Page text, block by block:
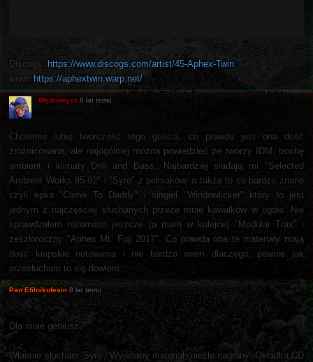
Discogs: https://www.discogs.com/artist/45-Aphex-Twin
www: https://aphextwin.warp.net/
Wędrowycz 8 lat temu
Cholernie lubię twórczość tego gościa, co prawda jest ona dość
zróżnicowana, ale najogólniej można powiedzieć że tworzy IDM, trochę
ambient i klimaty Drill and Bass. Najbardziej siadają mi "Selected
Ambient Works 85-92" i "Syro" z pełniaków, a także to co bardzo znane
czyli epka "Come To Daddy" i singiel "Windowlicker" który to jest
jednym z najczęściej słuchanych przeze mnie kawałków w ogóle. Nie
sprawdzałem natomiast jeszcze (a mam w kolejce) "Modular Trax" i
zeszłoroczny "Aphex Mt. Fuji 2017". Co prawda oba te materiały mają
dość kiepskie notowania i nie bardzo wiem dlaczego, pewnie jak
przesłucham to się dowiem.
Pan Efilnikufesin 8 lat temu
Dla mnie geniusz.
Własnie słucham 'Syro'. Wyjebany materiał, nieźle nagrany. Okładka CD